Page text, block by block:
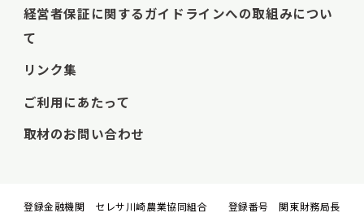
経営者保証に関するガイドラインへの取組みについ
て
リンク集
ご利用にあたって
取材のお問い合わせ
登録金融機関 セレサ川崎農業協同組合 登録番号 関東財務局長